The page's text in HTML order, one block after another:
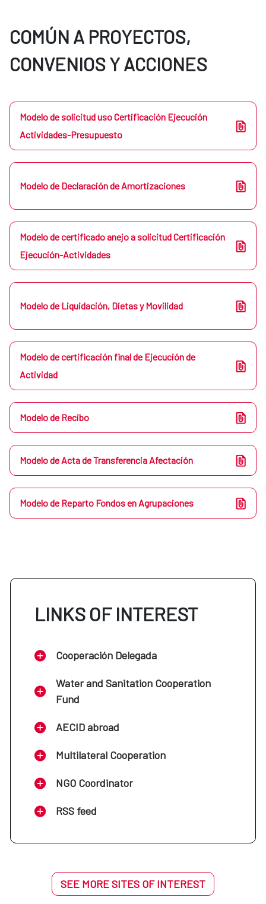
COMÚN A PROYECTOS,
CONVENIOS Y ACCIONES
Modelo de solicitud uso Certificación Ejecución
Actividades-Presupuesto
Modelo de Declaración de Amortizaciones
Modelo de certificado anejo a solicitud Certificación
Ejecución-Actividades
Modelo de Liquidación, Dietas y Movilidad
Modelo de certificación final de Ejecución de
Actividad
Modelo de Recibo
Modelo de Acta de Transferencia Afectación
Modelo de Reparto Fondos en Agrupaciones
LINKS OF INTEREST
Cooperación Delegada
Water and Sanitation Cooperation
Fund
AECID abroad
Multilateral Cooperation
NGO Coordinator
RSS feed
SEE MORE SITES OF INTEREST